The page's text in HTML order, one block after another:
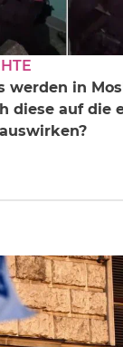
werden in
diese auf die